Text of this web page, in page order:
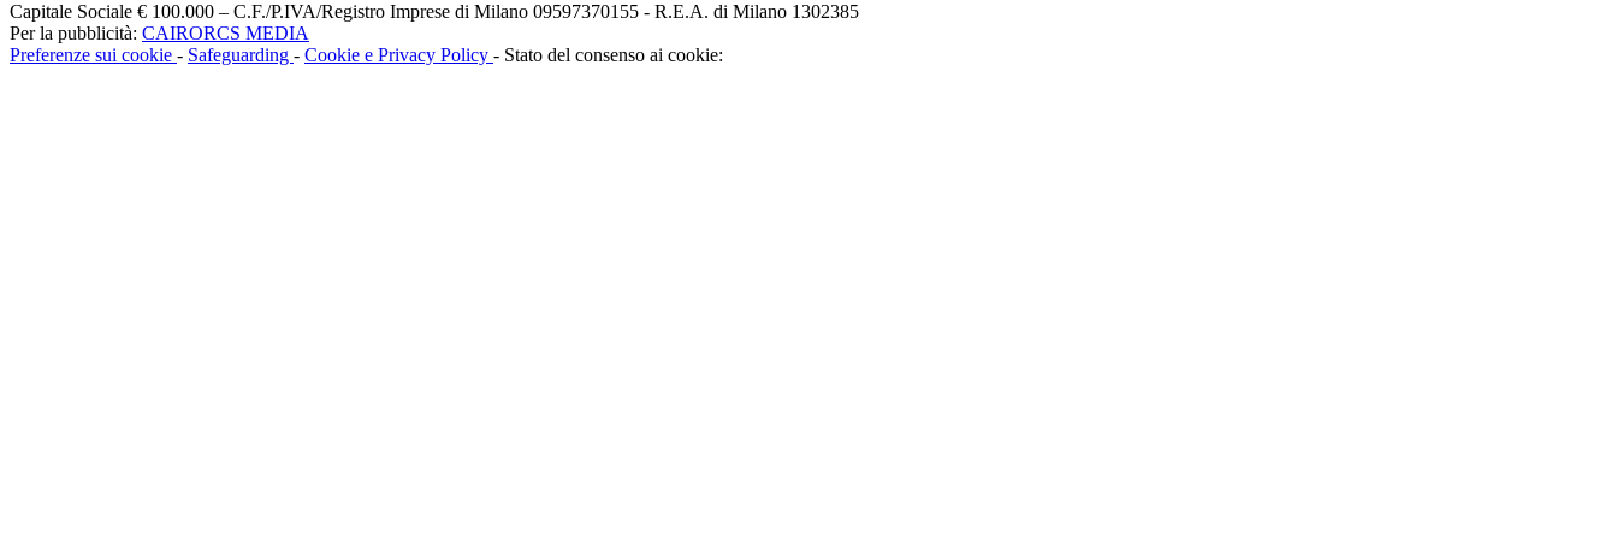
Capitale Sociale € 100.000 – C.F./P.IVA/Registro Imprese di Milano 09597370155 - R.E.A. di Milano 1302385
Per la pubblicità: CAIRORCS MEDIA
Preferenze sui cookie - Safeguarding - Cookie e Privacy Policy - Stato del consenso ai cookie: